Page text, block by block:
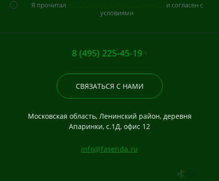
Я прочитал
и согласен с
условиями
8 (495) 225-45-19
СВЯЗАТЬСЯ С НАМИ
Московская область, Ленинский район, деревня
Апаринки, с.1Д, офис 12
info@fasenda.ru